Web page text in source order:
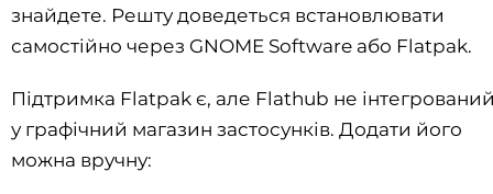
знайдете. Решту доведеться встановлювати
самостійно через GNOME Software або Flatpak.
Підтримка Flatpak є, але Flathub не
у графічний магазин застосунків. Додати його
можна вручну: